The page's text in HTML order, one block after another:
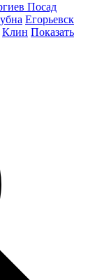
Посад
Егорьевск
Клин Показать